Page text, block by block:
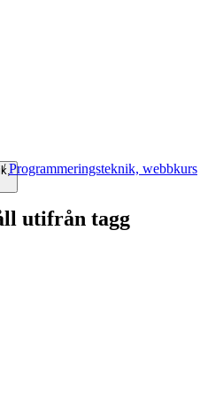
/ Programmeringsteknik, webbkurs
utifrån tagg